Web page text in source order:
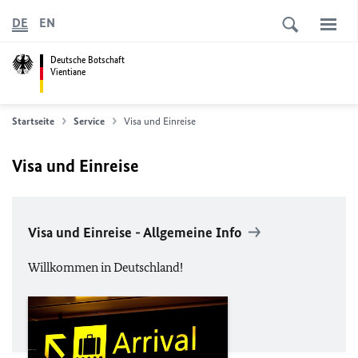
Deutsche Botschaft
Vientiane
DE EN
Startseite Service Visa und Einreise
Visa und Einreise
Visa und Einreise - Allgemeine Info
Willkommen in Deutschland!